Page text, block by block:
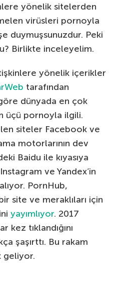
yönelik sitelerden
virüsleri pornoyla
duymuşsunuzdur. Peki
Birlikte inceleyelim.
yönelik içerikler
tarafından
dünyada en çok
üçü pornoyla ilgili.
siteler Facebook ve
motorlarının dev
Baidu ile kıyasıya
ve Yandex’in
PornHub,
site ve meraklıları için
yayımlıyor. 2017
kez tıklandığını
şaşırttı. Bu rakam
geliyor.